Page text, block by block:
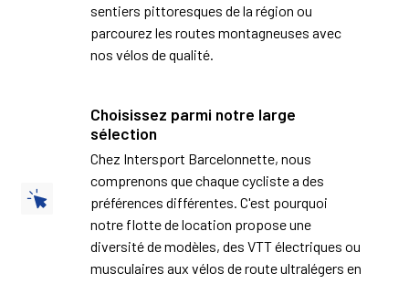
sentiers pittoresques de la région ou
parcourez les routes montagneuses avec
nos vélos de qualité.
Choisissez parmi notre large
sélection
Chez Intersport Barcelonnette, nous
comprenons que chaque cycliste a des
préférences différentes. C'est pourquoi
notre flotte de location propose une
diversité de modèles, des VTT électriques ou
musculaires aux vélos de route ultralégers en